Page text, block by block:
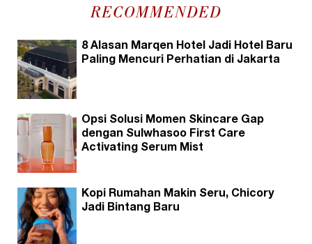
RECOMMENDED
8 Alasan Marqen Hotel Jadi Hotel Baru
Paling Mencuri Perhatian di Jakarta
Opsi Solusi Momen Skincare Gap
dengan Sulwhasoo First Care
Activating Serum Mist
Kopi Rumahan Makin Seru, Chicory
Jadi Bintang Baru